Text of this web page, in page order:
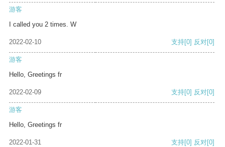
游客
I called you 2 times. W
2022-02-10 支持[0] 反对[0]
游客
Hello, Greetings fr
2022-02-09 支持[0] 反对[0]
游客
Hello, Greetings fr
2022-01-31 支持[0] 反对[0]